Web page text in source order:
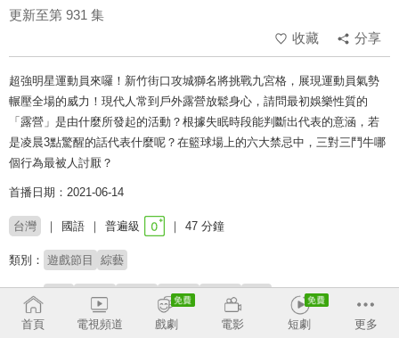
更新至第 931 集
收藏
分享
超強明星運動員來囉！新竹街口攻城獅名將挑戰九宮格，展現運動員氣勢
輾壓全場的威力！現代人常到戶外露營放鬆身心，請問最初娛樂性質的
「露營」是由什麼所發起的活動？根據失眠時段能判斷出代表的意涵，若
是凌晨3點驚醒的話代表什麼呢？在籃球場上的六大禁忌中，三對三鬥牛哪
個行為最被人討厭？
首播日期：2021-06-14
台灣 國語 普遍級 47 分鐘
類別： 遊戲節目 綜藝
來賓： 梁凱莉 成力煥 黃沐妍
主持： 曾國城 蔡尚樺
首頁 電視頻道 戲劇 電影 短劇 更多